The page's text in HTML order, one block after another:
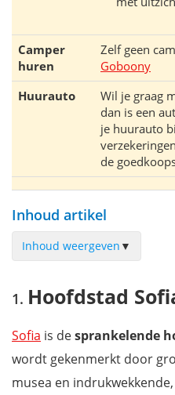
Camper
huren
Zelf geen
Goboony
Huurauto
Wil je graag
dan is een
je huurauto
de
Inhoud artikel
Inhoud weergeven ▼
Kerk van Bojana
Hoofdstad
Sofia is desprankelende
wordt gekenmerkt door
musea en